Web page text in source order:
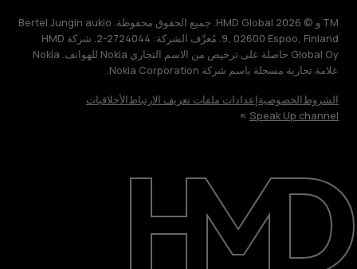
حول
الدعم
Saudi Arabia
English
TM و © 2026 HMD Global. جميع الحقوق محفوظة. Bertel Jungin aukio
9, 02600 Espoo, Finland. مُعرِّف الشركة: 2724044-2. شركة HMD
Global Oy حاصلة على ترخيص من الاسم التجاري Nokia للهواتف. Nokia
علامة تجارية مسجلة باسم شركة Nokia Corporation.
الشروطالخصوصيةإعدادات ملفات تعريف الارتباطالأخلاقيات
Speak Up channel